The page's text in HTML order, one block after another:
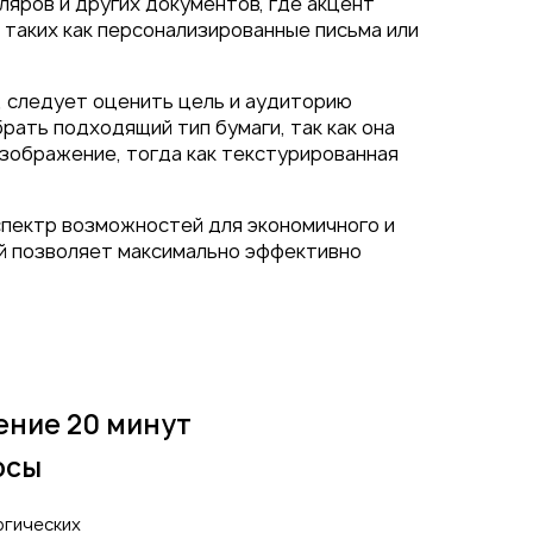
как персонализированные письма или
оценить цель и аудиторию
подходящий тип бумаги, так как она
тогда как текстурированная
возможностей для экономичного и
позволяет максимально эффективно
20 минут